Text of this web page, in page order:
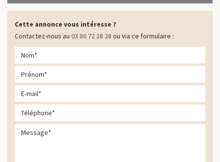
Cette annonce vous intéresse ?
Contactez-nous au 03 86 72 28 28 ou via ce formulaire :